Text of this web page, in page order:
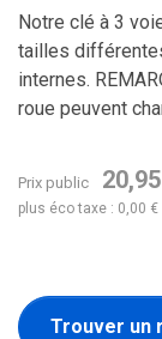
Notre clé à 3
tailles
internes.
roue peuvent
Prix public
plus éco taxe : 0,00 €
Trouver un